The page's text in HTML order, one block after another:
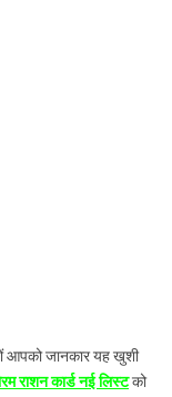
आपको जानकार यह खुशी
राशन कार्ड नई लिस्टको